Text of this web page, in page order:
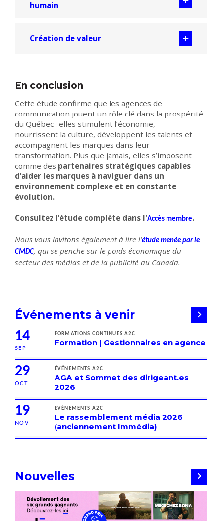
humain
Création de valeur
En conclusion
Cette étude confirme que les agences de
communication jouent un rôle clé dans la prospérité
du Québec : elles stimulent l’économie,
nourrissent la culture, développent les talents et
accompagnent les marques dans leur
transformation. Plus que jamais, elles s’imposent
comme des partenaires stratégiques capables
d’aider les marques à naviguer dans un
environnement complexe et en constante
évolution.
Consultez l’étude complète dans l'Accès membre.
Nous vous invitons également à lire l’étude menée par le
CMDC, qui se penche sur le poids économique du
secteur des médias et de la publicité au Canada.
Événements à venir
14
SEP
FORMATIONS CONTINUES A2C
Formation | Gestionnaires en agence
29
OCT
ÉVÉNEMENTS A2C
AGA et Sommet des dirigeant.es
2026
19
NOV
ÉVÉNEMENTS A2C
Le rassemblement média 2026
(anciennement Immédia)
Nouvelles